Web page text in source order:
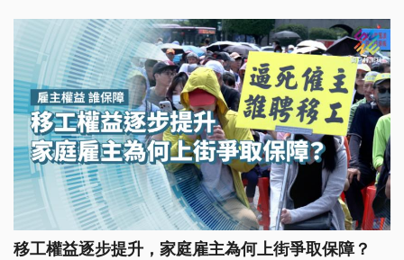
移工權益逐步提升，家庭雇主為何上街爭取保障？